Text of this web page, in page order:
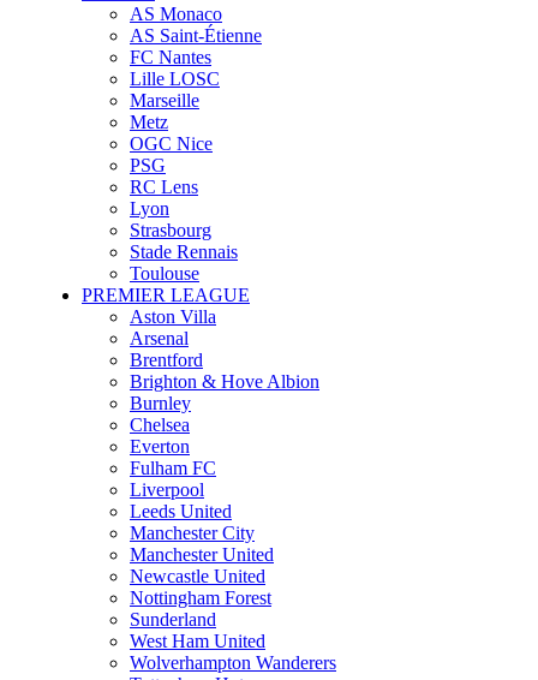
AS Monaco
AS Saint-Étienne
FC Nantes
Lille LOSC
Marseille
Metz
OGC Nice
PSG
RC Lens
Lyon
Strasbourg
Stade Rennais
Toulouse
PREMIER LEAGUE
Aston Villa
Arsenal
Brentford
Brighton & Hove Albion
Burnley
Chelsea
Everton
Fulham FC
Liverpool
Leeds United
Manchester City
Manchester United
Newcastle United
Nottingham Forest
Sunderland
West Ham United
Wolverhampton Wanderers